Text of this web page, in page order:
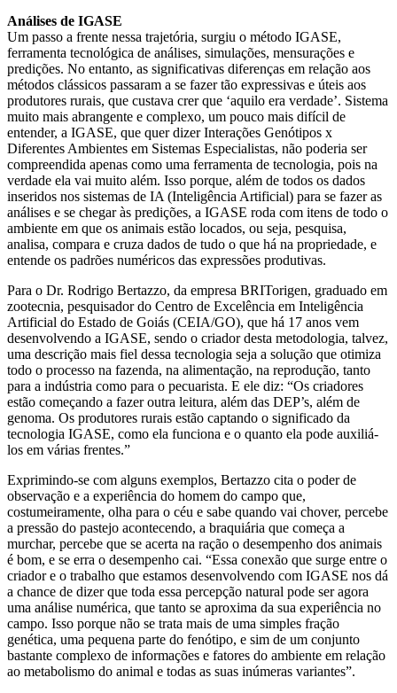
Análises de IGASE
Um passo a frente nessa trajetória, surgiu o método IGASE,
ferramenta tecnológica de análises, simulações, mensurações e
predições. No entanto, as significativas diferenças em relação aos
métodos clássicos passaram a se fazer tão expressivas e úteis aos
produtores rurais, que custava crer que ‘aquilo era verdade’. Sistema
muito mais abrangente e complexo, um pouco mais difícil de
entender, a IGASE, que quer dizer Interações Genótipos x
Diferentes Ambientes em Sistemas Especialistas, não poderia ser
compreendida apenas como uma ferramenta de tecnologia, pois na
verdade ela vai muito além. Isso porque, além de todos os dados
inseridos nos sistemas de IA (Inteligência Artificial) para se fazer as
análises e se chegar às predições, a IGASE roda com itens de todo o
ambiente em que os animais estão locados, ou seja, pesquisa,
analisa, compara e cruza dados de tudo o que há na propriedade, e
entende os padrões numéricos das expressões produtivas.
Para o Dr. Rodrigo Bertazzo, da empresa BRITorigen, graduado em
zootecnia, pesquisador do Centro de Excelência em Inteligência
Artificial do Estado de Goiás (CEIA/GO), que há 17 anos vem
desenvolvendo a IGASE, sendo o criador desta metodologia, talvez,
uma descrição mais fiel dessa tecnologia seja a solução que otimiza
todo o processo na fazenda, na alimentação, na reprodução, tanto
para a indústria como para o pecuarista. E ele diz: “Os criadores
estão começando a fazer outra leitura, além das DEP’s, além de
genoma. Os produtores rurais estão captando o significado da
tecnologia IGASE, como ela funciona e o quanto ela pode auxiliá-
los em várias frentes.”
Exprimindo-se com alguns exemplos, Bertazzo cita o poder de
observação e a experiência do homem do campo que,
costumeiramente, olha para o céu e sabe quando vai chover, percebe
a pressão do pastejo acontecendo, a braquiária que começa a
murchar, percebe que se acerta na ração o desempenho dos animais
é bom, e se erra o desempenho cai. “Essa conexão que surge entre o
criador e o trabalho que estamos desenvolvendo com IGASE nos dá
a chance de dizer que toda essa percepção natural pode ser agora
uma análise numérica, que tanto se aproxima da sua experiência no
campo. Isso porque não se trata mais de uma simples fração
genética, uma pequena parte do fenótipo, e sim de um conjunto
bastante complexo de informações e fatores do ambiente em relação
ao metabolismo do animal e todas as suas inúmeras variantes”.